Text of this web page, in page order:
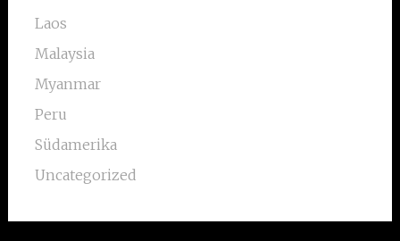
Laos
Malaysia
Myanmar
Peru
Südamerika
Uncategorized